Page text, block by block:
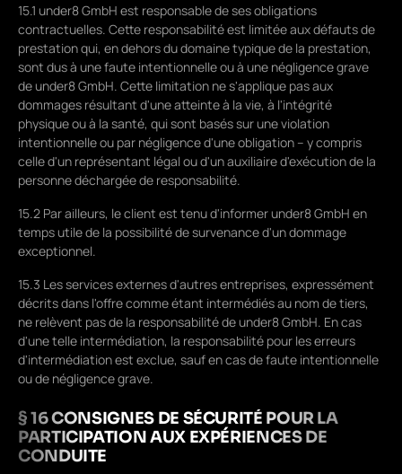
15.1 under8 GmbH est responsable de ses obligations
contractuelles. Cette responsabilité est limitée aux défauts de
prestation qui, en dehors du domaine typique de la prestation,
sont dus à une faute intentionnelle ou à une négligence grave
de under8 GmbH. Cette limitation ne s'applique pas aux
dommages résultant d'une atteinte à la vie, à l'intégrité
physique ou à la santé, qui sont basés sur une violation
intentionnelle ou par négligence d'une obligation – y compris
celle d'un représentant légal ou d'un auxiliaire d'exécution de la
personne déchargée de responsabilité.
15.2 Par ailleurs, le client est tenu d'informer under8 GmbH en
temps utile de la possibilité de survenance d'un dommage
exceptionnel.
15.3 Les services externes d'autres entreprises, expressément
décrits dans l'offre comme étant intermédiés au nom de tiers,
ne relèvent pas de la responsabilité de under8 GmbH. En cas
d'une telle intermédiation, la responsabilité pour les erreurs
d'intermédiation est exclue, sauf en cas de faute intentionnelle
ou de négligence grave.
§ 16 CONSIGNES DE SÉCURITÉ POUR LA
PARTICIPATION AUX EXPÉRIENCES DE
CONDUITE